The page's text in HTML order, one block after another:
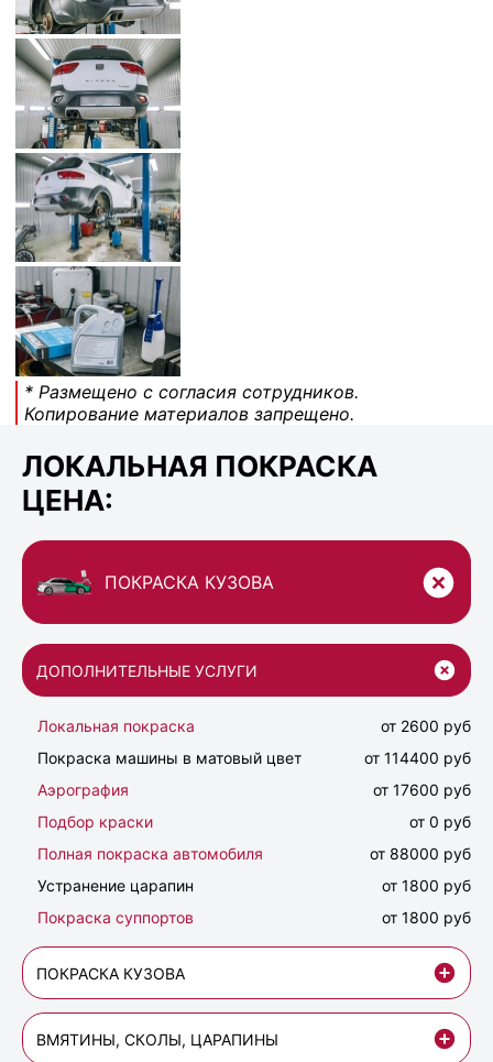
* Размещено с согласия сотрудников.
Копирование материалов запрещено.
ЛОКАЛЬНАЯ ПОКРАСКА
ЦЕНА:
ПОКРАСКА КУЗОВА
ДОПОЛНИТЕЛЬНЫЕ УСЛУГИ
Локальная покраска
от 2600 руб
Покраска машины в матовый цвет
от 114400 руб
Аэрография
от 17600 руб
Подбор краски
от 0 руб
Полная покраска автомобиля
от 88000 руб
Устранение царапин
от 1800 руб
Покраска суппортов
от 1800 руб
ПОКРАСКА КУЗОВА
ВМЯТИНЫ, СКОЛЫ, ЦАРАПИНЫ